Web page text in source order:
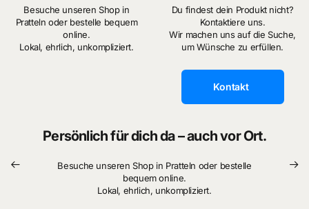
Besuche unseren Shop in
Pratteln oder bestelle bequem
online.
Lokal, ehrlich, unkompliziert.
Du findest dein Produkt nicht?
Kontaktiere uns.
Wir machen uns auf die Suche,
um Wünsche zu erfüllen.
Kontakt
Persönlich für dich da – auch vor Ort.
Besuche unseren Shop in Pratteln oder bestelle
bequem online.
Lokal, ehrlich, unkompliziert.